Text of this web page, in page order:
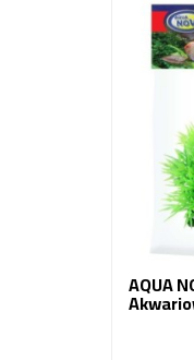
AQUA